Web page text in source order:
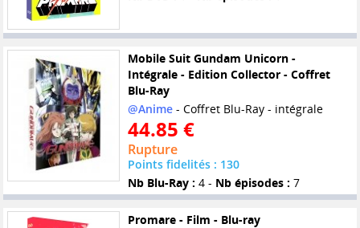
Mobile Suit Gundam Unicorn -
Intégrale - Edition Collector - Coffret
Blu-Ray
@Anime- Coffret Blu-Ray - intégrale
44.85 €
Rupture
Points fidelités : 130
Nb Blu-Ray : 4 - Nb épisodes : 7
Promare - Film - Blu-ray